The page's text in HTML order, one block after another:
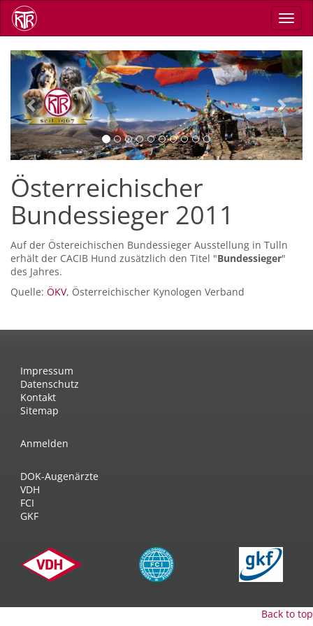
Direkt
zum
Inhalt
Previous Next
Österreichischer
Bundessieger 2011
Auf der Östereichischen Bundessieger Ausstellung in Tulln
erhält der CACIB Hund zusätzlich den Titel "Bundessieger"
des Jahres.
Quelle: ÖKV, Österreichischer Kynologen Verband
Impressum
Datenschutz
Kontakt
Sitemap
Anmelden
DOK-Augenärzte
VDH
FCI
GKF
Back to top